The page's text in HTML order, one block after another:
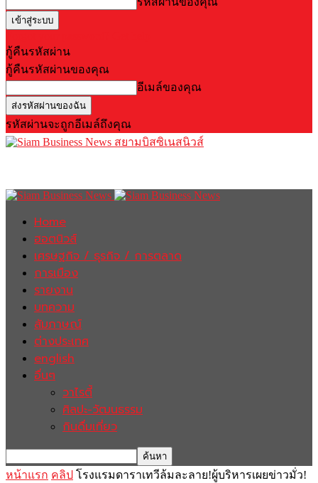
กู้คืนรหัสผ่าน
กู้คืนรหัสผ่านของคุณ
อีเมล์ของคุณ
รหัสผ่านจะถูกอีเมล์ถึงคุณ
สยามบิสซิเนสนิวส์
Home
ฮอตนิวส์
เศรษฐกิจ / ธุรกิจ / การตลาด
การเมือง
รายงาน
บทความ
สัมภาษณ์
ต่างประเทศ
english
อื่นๆ
วาไรตี้
ศิลปะ-วัฒนธรรม
กินดื่มเที่ยว
หน้าแรก คลิป โรงแรมดาราเทวีล้มละลาย!ผู้บริหารเผยข่าวมั่ว!